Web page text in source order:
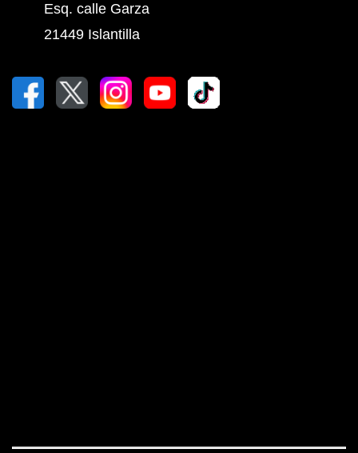
Esq. calle Garza
21449 Islantilla